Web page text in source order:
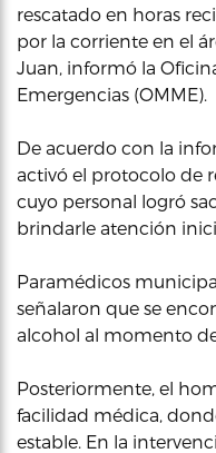
rescatado en horas
por la corriente en el
Juan, informó la
Emergencias (OMME).
De acuerdo con la
activó el protocolo de
cuyo personal logró
brindarle atención
Paramédicos
señalaron que se
alcohol al momento
Posteriormente, el
facilidad médica,
estable. En la